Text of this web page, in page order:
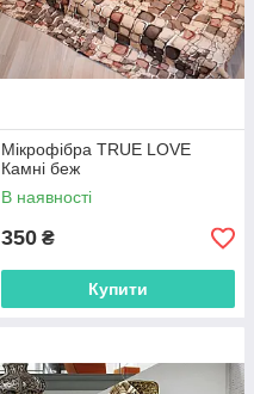
Мікрофібра TRUE LOVE
Камні беж
В наявності
350 ₴
Купити